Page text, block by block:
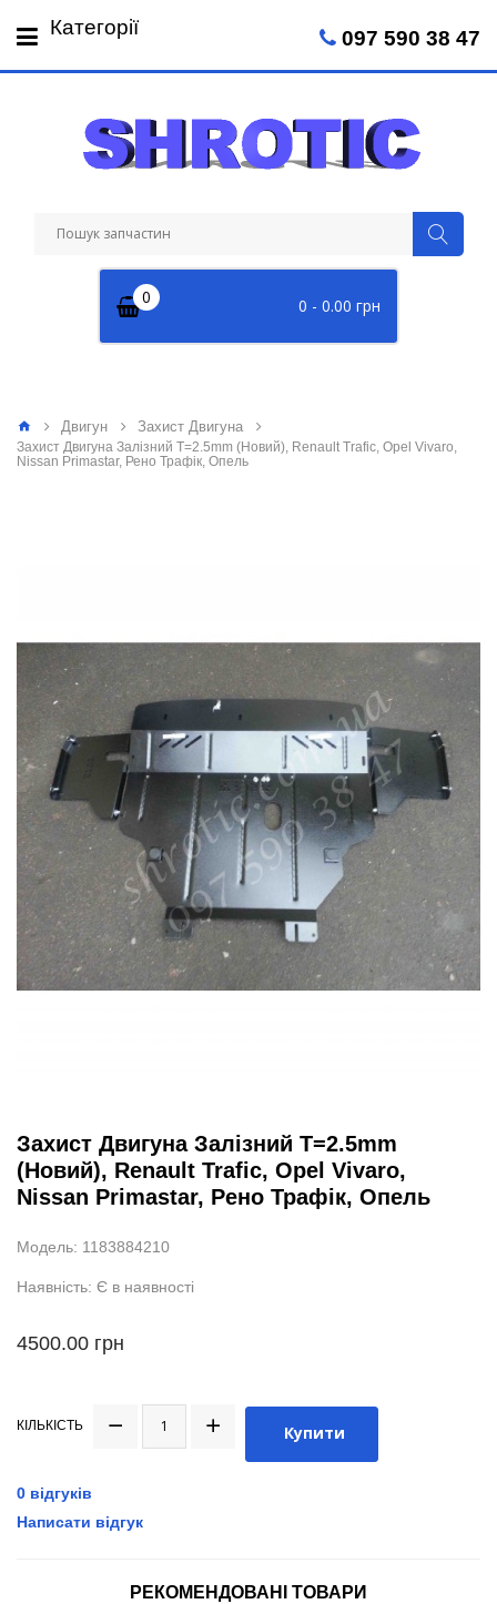
Сб: 09:00 - 14:00
0 - 0.00 грн
0
097 590 38 47
Категорії
Двигун Захист Двигуна
Захист Двигуна Залізний T=2.5mm (Новий), Renault Trafic, Opel Vivaro,
Nissan Primastar, Рено Трафік, Опель
Захист Двигуна Залізний T=2.5mm
(Новий), Renault Trafic, Opel Vivaro,
Nissan Primastar, Рено Трафік, Опель
Модель: 1183884210
Наявність: Є в наявності
4500.00 грн
КІЛЬКІСТЬ Купити
0 відгуків
Написати відгук
РЕКОМЕНДОВАНІ ТОВАРИ